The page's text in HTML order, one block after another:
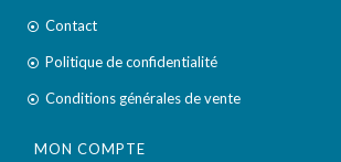
Contact
Politique de confidentialité
Conditions générales de vente
MON COMPTE